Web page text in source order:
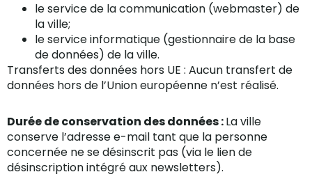
le service de la communication (webmaster) de
la ville;
le service informatique (gestionnaire de la base
de données) de la ville.
Transferts des données hors UE : Aucun transfert de
données hors de l’Union européenne n’est réalisé.
Durée de conservation des données :La ville
conserve l’adresse e-mail tant que la personne
concernée ne se désinscrit pas (via le lien de
désinscription intégré aux newsletters).